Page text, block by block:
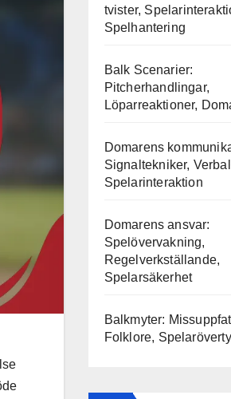
tvister,
Spelhantering
Balk Scenarier:
Pitcherhandlingar,
Löparreaktioner,
Domarens
Signaltekniker,
Spelarinteraktion
Domarens ansvar:
Spelövervakning,
Regelverkställande,
Spelarsäkerhet
Balkmyter:
Folklore,